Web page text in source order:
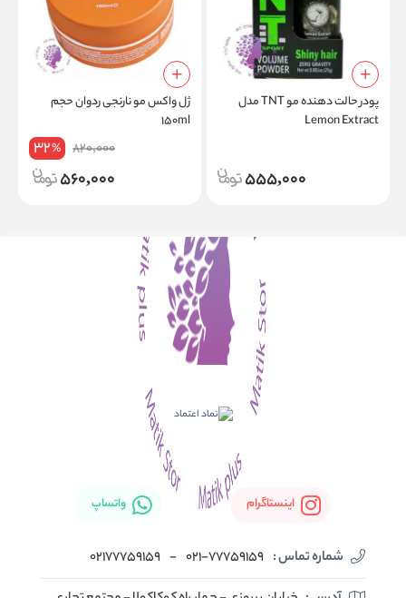
پودر حالت دهنده مو TNT مدل
Lemon Extract
555,000
ژل واکس مو نارنجی ردوان حجم
۱۵۰ml
820,000
32%
560,000
اینستاگرام واتساپ
شماره تماس : 021-77759159
-
02177759159